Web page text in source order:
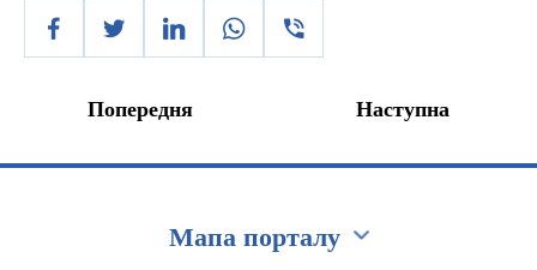
Попередня Наступна
Мапа порталу